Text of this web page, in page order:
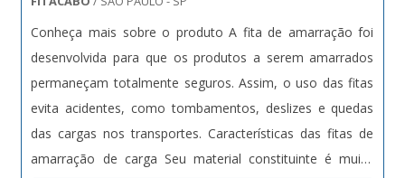
Conheça mais sobre o produto A fita de amarração foi
desenvolvida para que os produtos a serem amarrados
permaneçam totalmente seguros. Assim, o uso das fitas
evita acidentes, como tombamentos, deslizes e quedas
das cargas nos transportes. Características das fitas de
amarração de carga Seu material constituinte é muito